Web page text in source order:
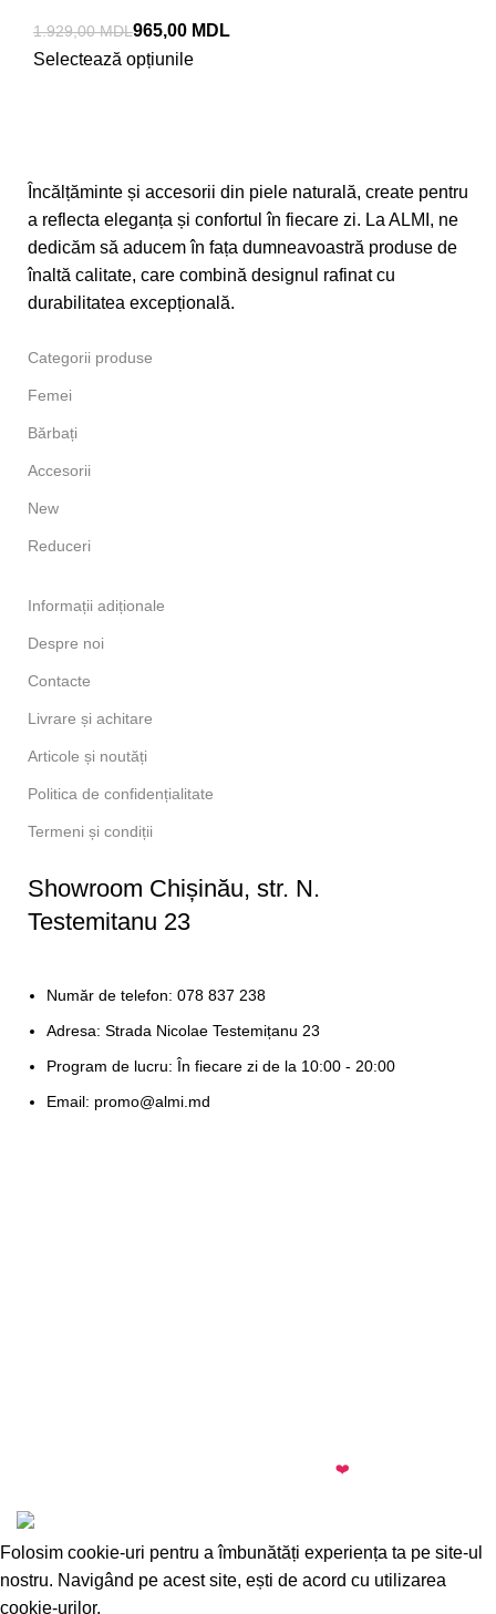
1.929,00MDL965,00 MDL
Selectează opțiunile
Încălțăminte și accesorii din piele naturală, create pentru
a reflecta eleganța și confortul în fiecare zi. La ALMI, ne
dedicăm să aducem în fața dumneavoastră produse de
înaltă calitate, care combină designul rafinat cu
durabilitatea excepțională.
Categorii produse
Femei
Bărbați
Accesorii
New
Reduceri
Informații adiționale
Despre noi
Contacte
Livrare și achitare
Articole și noutăți
Politica de confidențialitate
Termeni și condiții
Showroom Chișinău, str. N.
Testemitanu 23
Număr de telefon: 078 837 238
Adresa: Strada Nicolae Testemițanu 23
Program de lucru: În fiecare zi de la 10:00 - 20:00
Email: promo@almi.md
❤️
Folosim cookie-uri pentru a îmbunătăți experiența ta pe site-ul
nostru. Navigând pe acest site, ești de acord cu utilizarea
cookie-urilor.